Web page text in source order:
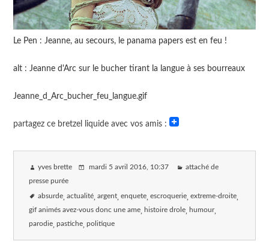
Le Pen : Jeanne, au secours, le panama papers est en feu !
alt : Jeanne d'Arc sur le bucher tirant la langue à ses bourreaux
Jeanne_d_Arc_bucher_feu_langue.gif
partagez ce bretzel liquide avec vos amis :
yves brette mardi 5 avril 2016, 10:37 attaché de
presse purée
absurde actualité argent enquete escroquerie extreme-droite
gif animés avez-vous donc une ame histoire drole humour
parodie pastiche politique